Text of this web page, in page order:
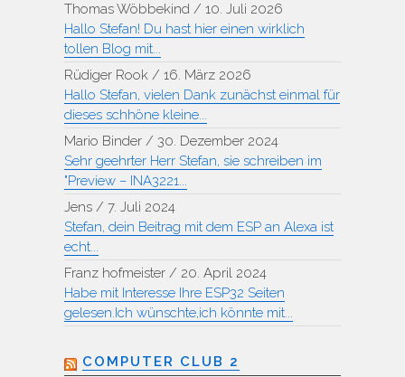
Thomas Wöbbekind / 10. Juli 2026
Hallo Stefan! Du hast hier einen wirklich
tollen Blog mit...
Rüdiger Rook / 16. März 2026
Hallo Stefan, vielen Dank zunächst einmal für
dieses schhöne kleine...
Mario Binder / 30. Dezember 2024
Sehr geehrter Herr Stefan, sie schreiben im
"Preview – INA3221...
Jens / 7. Juli 2024
Stefan, dein Beitrag mit dem ESP an Alexa ist
echt...
Franz hofmeister / 20. April 2024
Habe mit Interesse Ihre ESP32 Seiten
gelesen.Ich wünschte,ich könnte mit...
COMPUTER CLUB 2